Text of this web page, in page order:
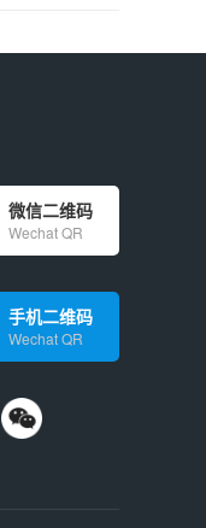
微信二维码
Wechat QR
手机二维码
Wechat QR